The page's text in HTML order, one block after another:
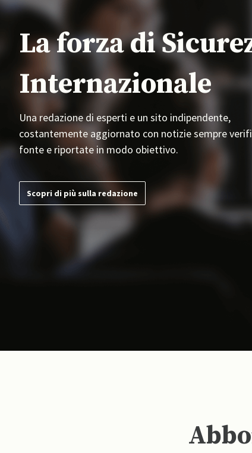
La forza di
Internazionale
Una redazione di esperti e un sito indipendente,
costantemente aggiornato con notizie sempre
fonte e riportate in modo obiettivo.
Scopri di più sulla redazione